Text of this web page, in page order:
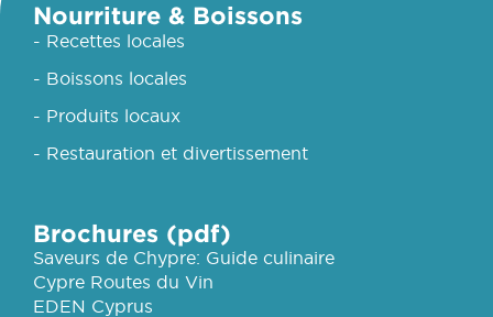
Nourriture & Boissons
- Recettes locales
- Boissons locales
- Produits locaux
- Restauration et divertissement
Brochures (pdf)
Saveurs de Chypre: Guide culinaire
Cypre Routes du Vin
EDEN Cyprus